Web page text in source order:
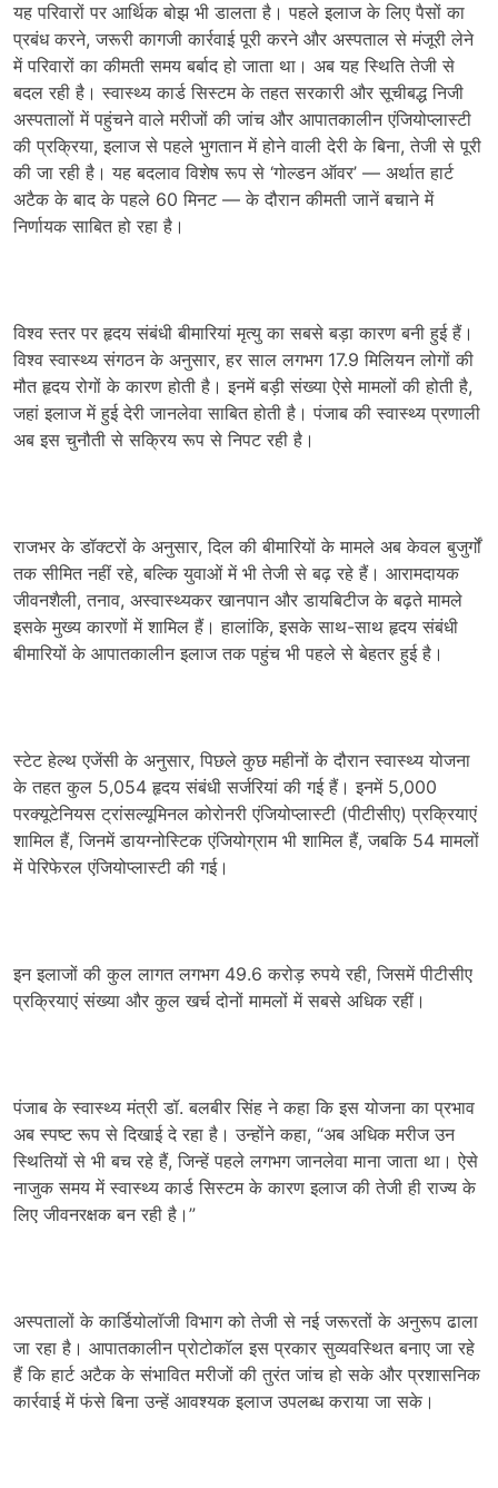
यह परिवारों पर आर्थिक बोझ भी डालता है। पहले इलाज के लिए पैसों का
प्रबंध करने, जरूरी कागजी कार्रवाई पूरी करने और अस्पताल से मंजूरी लेने
में परिवारों का कीमती समय बर्बाद हो जाता था। अब यह स्थिति तेजी से
बदल रही है। स्वास्थ्य कार्ड सिस्टम के तहत सरकारी और सूचीबद्ध निजी
अस्पतालों में पहुंचने वाले मरीजों की जांच और आपातकालीन एंजियोप्लास्टी
की प्रक्रिया, इलाज से पहले भुगतान में होने वाली देरी के बिना, तेजी से पूरी
की जा रही है। यह बदलाव विशेष रूप से ‘गोल्डन ऑवर’ — अर्थात हार्ट
अटैक के बाद के पहले 60 मिनट — के दौरान कीमती जानें बचाने में
निर्णायक साबित हो रहा है।
विश्व स्तर पर हृदय संबंधी बीमारियां मृत्यु का सबसे बड़ा कारण बनी हुई हैं।
विश्व स्वास्थ्य संगठन के अनुसार, हर साल लगभग 17.9 मिलियन लोगों की
मौत हृदय रोगों के कारण होती है। इनमें बड़ी संख्या ऐसे मामलों की होती है,
जहां इलाज में हुई देरी जानलेवा साबित होती है। पंजाब की स्वास्थ्य प्रणाली
अब इस चुनौती से सक्रिय रूप से निपट रही है।
राजभर के डॉक्टरों के अनुसार, दिल की बीमारियों के मामले अब केवल बुजुर्गों
तक सीमित नहीं रहे, बल्कि युवाओं में भी तेजी से बढ़ रहे हैं। आरामदायक
जीवनशैली, तनाव, अस्वास्थ्यकर खानपान और डायबिटीज के बढ़ते मामले
इसके मुख्य कारणों में शामिल हैं। हालांकि, इसके साथ-साथ हृदय संबंधी
बीमारियों के आपातकालीन इलाज तक पहुंच भी पहले से बेहतर हुई है।
स्टेट हेल्थ एजेंसी के अनुसार, पिछले कुछ महीनों के दौरान स्वास्थ्य योजना
के तहत कुल 5,054 हृदय संबंधी सर्जरियां की गई हैं। इनमें 5,000
परक्यूटेनियस ट्रांसल्यूमिनल कोरोनरी एंजियोप्लास्टी (पीटीसीए) प्रक्रियाएं
शामिल हैं, जिनमें डायग्नोस्टिक एंजियोग्राम भी शामिल हैं, जबकि 54 मामलों
में पेरिफेरल एंजियोप्लास्टी की गई।
इन इलाजों की कुल लागत लगभग 49.6 करोड़ रुपये रही, जिसमें पीटीसीए
प्रक्रियाएं संख्या और कुल खर्च दोनों मामलों में सबसे अधिक रहीं।
पंजाब के स्वास्थ्य मंत्री डॉ. बलबीर सिंह ने कहा कि इस योजना का प्रभाव
अब स्पष्ट रूप से दिखाई दे रहा है। उन्होंने कहा, “अब अधिक मरीज उन
स्थितियों से भी बच रहे हैं, जिन्हें पहले लगभग जानलेवा माना जाता था। ऐसे
नाजुक समय में स्वास्थ्य कार्ड सिस्टम के कारण इलाज की तेजी ही राज्य के
लिए जीवनरक्षक बन रही है।”
अस्पतालों के कार्डियोलॉजी विभाग को तेजी से नई जरूरतों के अनुरूप ढाला
जा रहा है। आपातकालीन प्रोटोकॉल इस प्रकार सुव्यवस्थित बनाए जा रहे
हैं कि हार्ट अटैक के संभावित मरीजों की तुरंत जांच हो सके और प्रशासनिक
कार्रवाई में फंसे बिना उन्हें आवश्यक इलाज उपलब्ध कराया जा सके।